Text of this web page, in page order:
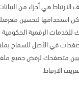
الارتباط هي أجزاء من
استخدامها لتحسين
للخدمات الرقمية
في الأصل للسماح
متصفحك لرفض جميع
الارتباط